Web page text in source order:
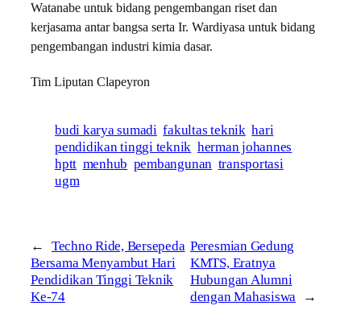
Watanabe untuk bidang pengembangan riset dan
kerjasama antar bangsa serta Ir. Wardiyasa untuk bidang
pengembangan industri kimia dasar.
Tim Liputan Clapeyron
budi karya sumadi fakultas teknik hari
pendidikan tinggi teknik herman johannes
hptt menhub pembangunan transportasi
ugm
←
Techno Ride, Bersepeda
Bersama Menyambut Hari
Pendidikan Tinggi Teknik
Ke-74
Peresmian Gedung
KMTS, Eratnya
Hubungan Alumni
dengan Mahasiswa
→